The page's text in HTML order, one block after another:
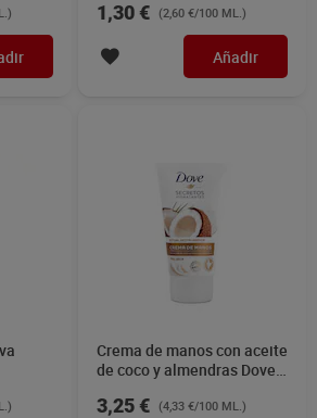
1,30 € (2,60 €/100 ML.)
Añadir
Crema de manos con aceite
de coco y almendras Dove
3,25 € (4,33 €/100 ML.)